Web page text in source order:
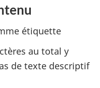
étiquette
au total y
de texte descriptif